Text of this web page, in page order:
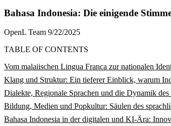
Bahasa Indonesia: Die einigende
OpenL Team 9/22/2025
TABLE OF CONTENTS
Vom malaiischen Lingua Franca zur nationalen
Klang und Struktur: Ein tieferer Einblick, warum
Dialekte, Regionale Sprachen und die Dynamik
Bildung, Medien und Popkultur: Säulen des
Bahasa Indonesia in der digitalen und KI-Ära: